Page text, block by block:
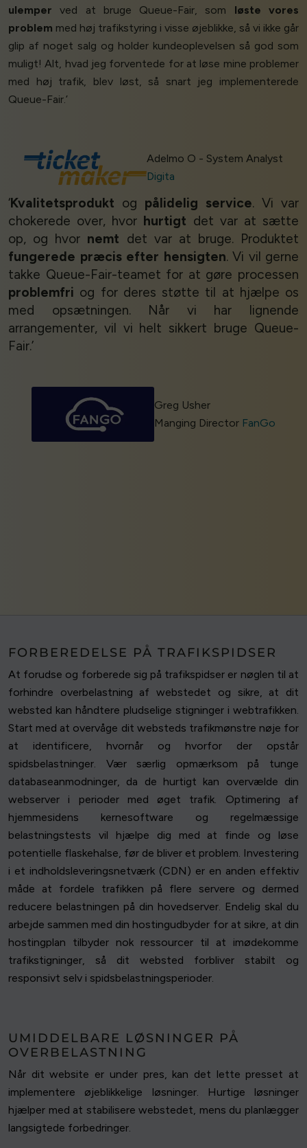
ulemper ved at bruge Queue-Fair, som løste vores
problem med høj trafikstyring i visse øjeblikke, så vi ikke går
glip af noget salg og holder kundeoplevelsen så god som
muligt! Alt, hvad jeg forventede for at løse mine problemer
med høj trafik, blev løst, så snart jeg implementerede
Queue-Fair.’
Adelmo O - System Analyst
Digita
‘Kvalitetsprodukt og pålidelig service. Vi var
chokerede over, hvor hurtigt det var at sætte
op, og hvor nemt det var at bruge. Produktet
fungerede præcis efter hensigten. Vi vil gerne
takke Queue-Fair-teamet for at gøre processen
problemfri og for deres støtte til at hjælpe os
med opsætningen. Når vi har lignende
arrangementer, vil vi helt sikkert bruge Queue-
Fair.’
Greg Usher
Manging Director FanGo
FORBEREDELSE PÅ TRAFIKSPIDSER
At forudse og forberede sig på trafikspidser er nøglen til at
forhindre overbelastning af webstedet og sikre, at dit
websted kan håndtere pludselige stigninger i webtrafikken.
Start med at overvåge dit websteds trafikmønstre nøje for
at identificere, hvornår og hvorfor der opstår
spidsbelastninger. Vær særlig opmærksom på tunge
databaseanmodninger, da de hurtigt kan overvælde din
webserver i perioder med øget trafik. Optimering af
hjemmesidens kernesoftware og regelmæssige
belastningstests vil hjælpe dig med at finde og løse
potentielle flaskehalse, før de bliver et problem. Investering
i et indholdsleveringsnetværk (CDN) er en anden effektiv
måde at fordele trafikken på flere servere og dermed
reducere belastningen på din hovedserver. Endelig skal du
arbejde sammen med din hostingudbyder for at sikre, at din
hostingplan tilbyder nok ressourcer til at imødekomme
trafikstigninger, så dit websted forbliver stabilt og
responsivt selv i spidsbelastningsperioder.
UMIDDELBARE LØSNINGER PÅ
OVERBELASTNING
Når dit website er under pres, kan det lette presset at
implementere øjeblikkelige løsninger. Hurtige løsninger
hjælper med at stabilisere webstedet, mens du planlægger
langsigtede forbedringer.